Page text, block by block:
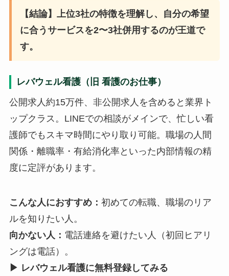
【結論】上位3社の特徴を理解し、自分の希望
に合うサービスを2〜3社併用するのが王道で
す。
レバウェル看護（旧 看護のお仕事）
公開求人約15万件、非公開求人を含めると業界ト
ップクラス。LINEでの相談がメインで、忙しい看
護師でもスキマ時間にやり取り可能。職場の人間
関係・離職率・有給消化率といった内部情報の精
度に定評があります。
こんな人におすすめ： 初めての転職、職場のリア
ルを知りたい人。
向かない人： 電話連絡を避けたい人（初回ヒアリ
ングは電話）。
▶ レバウェル看護に無料登録してみる